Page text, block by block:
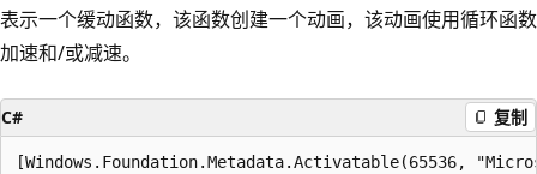
表示一个缓动函数，该函数创建一个动画，该动画使用循环函数
加速和/或减速。
C# 复制
[Windows.Foundation.Metadata.Activatable(65536,